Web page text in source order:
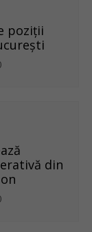
poziții
din